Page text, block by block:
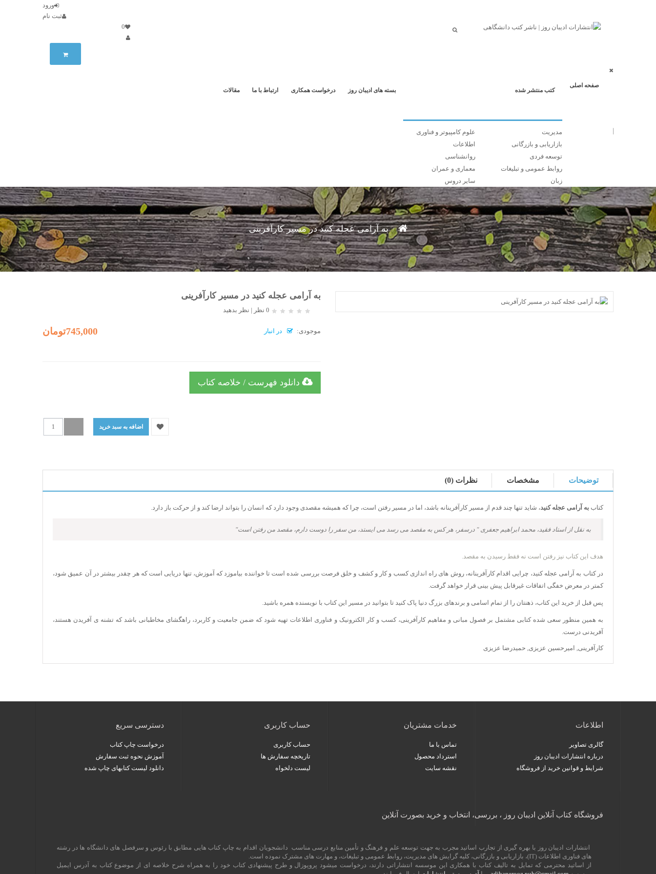
ورود
ثبت نام
0
صفحه اصلی
کتب منتشر شده
مدیریت
بازاریابی و بازرگانی
توسعه فردی
روابط عمومی و تبلیغات
زبان
علوم کامپیوتر و فناوری
اطلاعات
روانشناسی
معماری و عمران
سایر دروس
بسته های ادیبان روز درخواست همکاری ارتباط با ما مقالات
به آرامی عجله کنید در مسیر کارآفرینی
به آرامی عجله کنید در مسیر کارآفرینی
0 نظر | نظر بدهید
موجودی: در انبار 745,000تومان
دانلود فهرست / خلاصه کتاب
توضیحات مشخصات نظرات (0)
کتاب به آرامی عجله کنید، شاید تنها چند قدم از مسیر کارآفرینانه باشد، اما در مسیر رفتن است، چرا که همیشه مقصدی وجود دارد که انسان را بتواند ارضا کند و از حرکت باز دارد.
به نقل از استاد فقید، محمد ابراهیم جعفری " درسفر، هر کس به مقصد می رسد می ایستد، من سفر را دوست دارم، مقصد من رفتن است"
هدف این کتاب نیز رفتن است نه فقط رسیدن به مقصد.
در کتاب به آرامی عجله کنید، چرایی اقدام کارآفرینانه، روش های راه اندازی کسب و کار و کشف و خلق فرصت بررسی شده است تا خواننده بیاموزد که آموزش، تنها دریایی است که هر چقدر بیشتر در آن عمیق شود،
کمتر در معرض خفگی اتفاقات غیرقابل پیش بینی قرار خواهد گرفت.
پس قبل از خرید این کتاب، ذهنتان را از تمام اسامی و برندهای بزرگ دنیا پاک کنید تا بتوانید در مسیر این کتاب با نویسنده همره باشید.
به همین منظور سعی شده کتابی مشتمل بر فصول مبانی و مفاهیم کارآفرینی، کسب و کار الکترونیک و فناوری اطلاعات تهیه شود که ضمن جامعیت و کاربرد، راهگشای مخاطبانی باشد که تشنه ی آفریدن هستند،
آفریدنی درست.
کارآفرینی, امیرحسین عزیزی, حمیدرضا عزیزی
اطلاعات
گالری تصاویر
درباره انتشارات ادیبان روز
شرایط و قوانین خرید از فروشگاه
خدمات مشتریان
تماس با ما
استرداد محصول
نقشه سایت
حساب کاربری
حساب کاربری
تاریخچه سفارش ها
لیست دلخواه
دسترسی سریع
درخواست چاپ کتاب
آموزش نحوه ثبت سفارش
دانلود لیست کتابهای چاپ شده
فروشگاه کتاب آنلاین ادیبان روز ، بررسی، انتخاب و خرید بصورت آنلاین
انتشارات ادیبان روز با بهره گیری از تجارب اساتید مجرب به جهت توسعه علم و فرهنگ و تأمین منابع درسی مناسب دانشجویان اقدام به چاپ کتاب هایی مطابق با رئوس و سرفصل های دانشگاه ها در رشته
های فناوری اطلاعات (IT)، بازاریابی و بازرگانی، کلیه گرایش های مدیریت، روابط عمومی و تبلیغات، و مهارت های مشترک نموده است.
از اساتید محترمی که تمایل به تالیف کتاب با همکاری این موسسه انتشاراتی دارند، درخواست میشود پروپوزال و طرح پیشنهادی کتاب خود را به همراه شرح خلاصه ای از موضوع کتاب به آدرس ایمیل